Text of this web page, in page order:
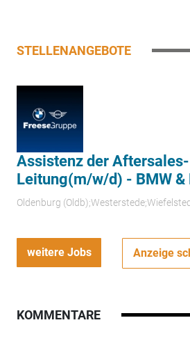
STELLENANGEBOTE
Assistenz der Aftersales-
Leitung(m/w/d) - BMW &
Oldenburg
weitere Jobs Anzeige
KOMMENTARE